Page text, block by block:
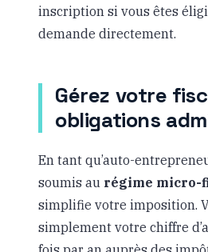
inscription si vous êtes
demande directement.
Gérez votre
obligations
En tant qu’auto-
soumis au régime micro-
simplifie votre imposition.
simplement votre chiffre